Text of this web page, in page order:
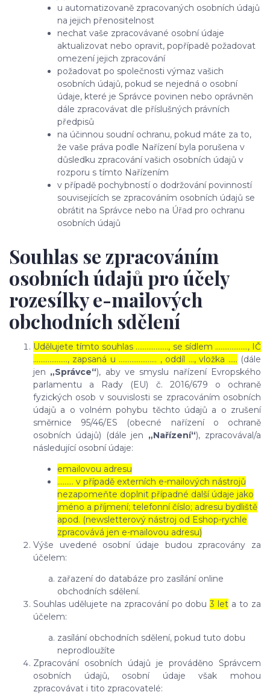
u automatizovaně zpracovaných osobních údajů
na jejich přenositelnost
nechat vaše zpracovávané osobní údaje
aktualizovat nebo opravit, popřípadě požadovat
omezení jejich zpracování
požadovat po společnosti výmaz vašich
osobních údajů, pokud se nejedná o osobní
údaje, které je Správce povinen nebo oprávněn
dále zpracovávat dle příslušných právních
předpisů
na účinnou soudní ochranu, pokud máte za to,
že vaše práva podle Nařízení byla porušena v
důsledku zpracování vašich osobních údajů v
rozporu s tímto Nařízením
v případě pochybností o dodržování povinností
souvisejících se zpracováním osobních údajů se
obrátit na Správce nebo na Úřad pro ochranu
osobních údajů
Souhlas se zpracováním
osobních údajů pro účely
rozesílky e-mailových
obchodních sdělení
Udělujete tímto souhlas ……………..., se sídlem ………………, IČ
………………., zapsaná u ………………… , oddíl …, vložka ….. (dále
jen „Správce“), aby ve smyslu nařízení Evropského
parlamentu a Rady (EU) č. 2016/679 o ochraně
fyzických osob v souvislosti se zpracováním osobních
údajů a o volném pohybu těchto údajů a o zrušení
směrnice 95/46/ES (obecné nařízení o ochraně
osobních údajů) (dále jen „Nařízení“), zpracovával/a
následující osobní údaje:
emailovou adresu
……… v případě externích e-mailových nástrojů
nezapomeňte doplnit případné další údaje jako
jméno a příjmení; telefonní číslo; adresu bydliště
apod. (newsletterový nástroj od Eshop-rychle
zpracovává jen e-mailovou adresu)
Výše uvedené osobní údaje budou zpracovány za
účelem:
zařazení do databáze pro zasílání online
obchodních sdělení.
Souhlas udělujete na zpracování po dobu3 let a to za
účelem:
zasílání obchodních sdělení, pokud tuto dobu
neprodloužíte
Zpracování osobních údajů je prováděno Správcem
osobních údajů, osobní údaje však mohou
zpracovávat i tito zpracovatelé: